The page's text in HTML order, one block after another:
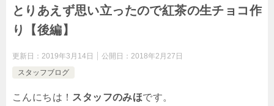
とりあえず思い立ったので紅茶の生チョコ作
り【後編】
更新日： 2019年3月14日 公開日： 2018年2月27日
スタッフブログ
こんにちは！ スタッフのみほです。